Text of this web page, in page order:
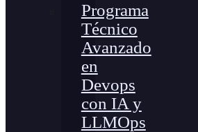
Programa
Técnico
Avanzado
en
Devops
con IA y
LLMOps